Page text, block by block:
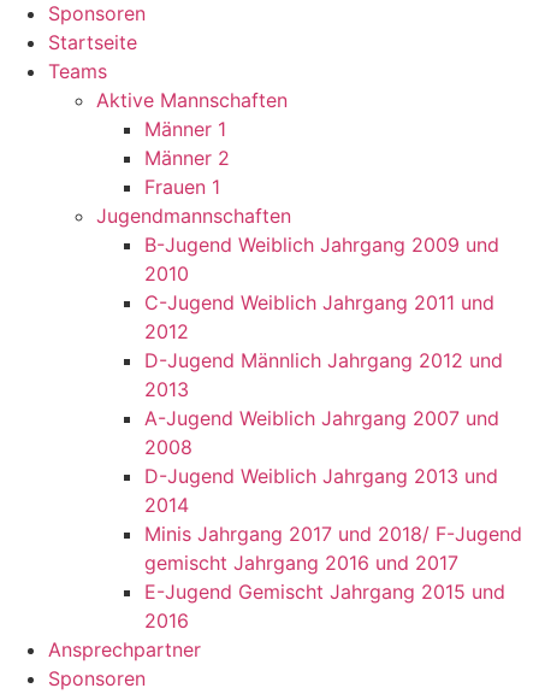
Sponsoren
Startseite
Teams
Aktive Mannschaften
Männer 1
Männer 2
Frauen 1
Jugendmannschaften
B-Jugend Weiblich Jahrgang 2009 und
2010
C-Jugend Weiblich Jahrgang 2011 und
2012
D-Jugend Männlich Jahrgang 2012 und
2013
A-Jugend Weiblich Jahrgang 2007 und
2008
D-Jugend Weiblich Jahrgang 2013 und
2014
Minis Jahrgang 2017 und 2018/ F-Jugend
gemischt Jahrgang 2016 und 2017
E-Jugend Gemischt Jahrgang 2015 und
2016
Ansprechpartner
Sponsoren